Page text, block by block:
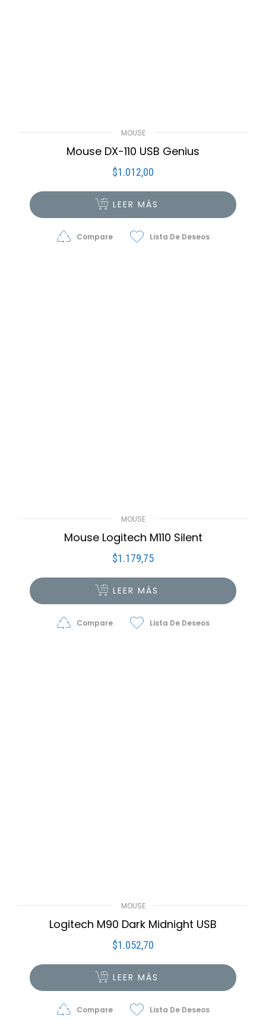
MOUSE
Mouse DX-110 USB Genius
$1.012,00
LEER MÁS
Compare Lista De Deseos
MOUSE
Mouse Logitech M110 Silent
$1.179,75
LEER MÁS
Compare Lista De Deseos
MOUSE
Logitech M90 Dark Midnight USB
$1.052,70
LEER MÁS
Compare Lista De Deseos